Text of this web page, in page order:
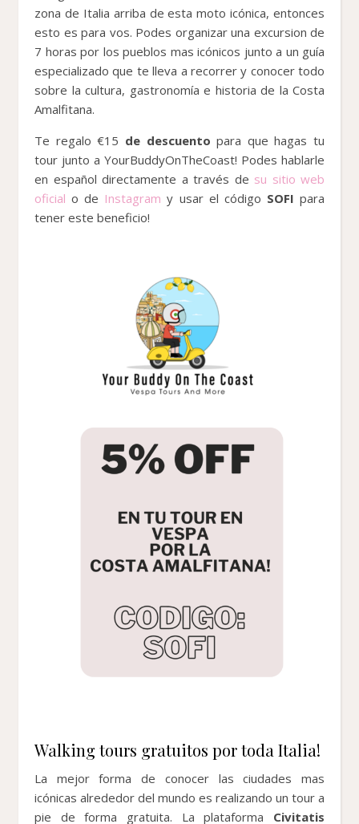
zona de Italia arriba de esta moto icónica, entonces
esto es para vos. Podes organizar una excursion de
7 horas por los pueblos mas icónicos junto a un guía
especializado que te lleva a recorrer y conocer todo
sobre la cultura, gastronomía e historia de la Costa
Amalfitana.
Te regalo €15 de descuento para que hagas tu
tour junto a YourBuddyOnTheCoast! Podes hablarle
en español directamente a través de su sitio web
oficial o de Instagram y usar el código SOFI para
tener este beneficio!
Walking tours gratuitos por toda Italia!
La mejor forma de conocer las ciudades mas
icónicas alrededor del mundo es realizando un tour a
pie de forma gratuita. La plataforma Civitatis